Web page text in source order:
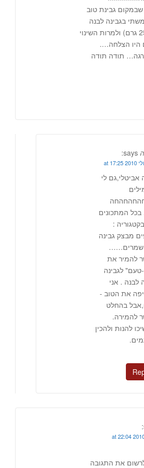
שבמקום גבינת טוב
בגבינה לבנה
רגילה ( כ250 גרם) ולמרות השינוי
היו הצלחה….
תודה תודה
says:
אביטלי,גם לי
המתכונים
:
מבצק גבינה
שמרים……
להמיר את
טעם" לגבינה
לבנה . אני
את הטוב -
בהחלט
להמירה.
להנות ולהכין
את התגובה